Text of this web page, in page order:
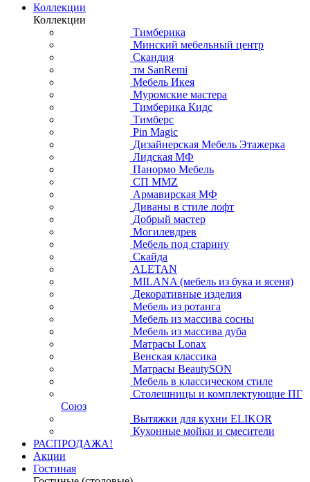
Коллекции
Коллекции
Тимберика
Минский мебельный центр
Скандия
тм SanRemi
Мебель Икея
Муромские мастера
Тимберика Кидс
Тимберс
Pin Magic
Дизайнерская Мебель Этажерка
Лидская МФ
Панормо Мебель
СП ММZ
Армавирская МФ
Диваны в стиле лофт
Добрый мастер
Могилевдрев
Мебель под старину
Скайда
ALETAN
MILANA (мебель из бука и ясеня)
Декоративные изделия
Мебель из ротанга
Мебель из массива сосны
Мебель из массива дуба
Матрасы Lonax
Венская классика
Матрасы BeautySON
Мебель в классическом стиле
Столешницы и комплектующие ПГ
Союз
Вытяжки для кухни ELIKOR
Кухонные мойки и смесители
РАСПРОДАЖА!
Акции
Гостиная